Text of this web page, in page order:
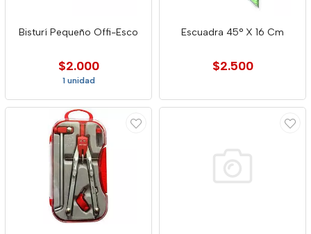
Bisturí Pequeño Offi-Esco
$2.000
1 unidad
Escuadra 45° X 16 Cm
$2.500